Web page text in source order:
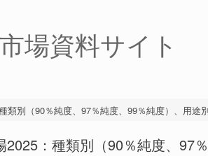
場資料サイト
類別（90％純度、97％純度、99％純度）、用途
：種類別（90％純度、97